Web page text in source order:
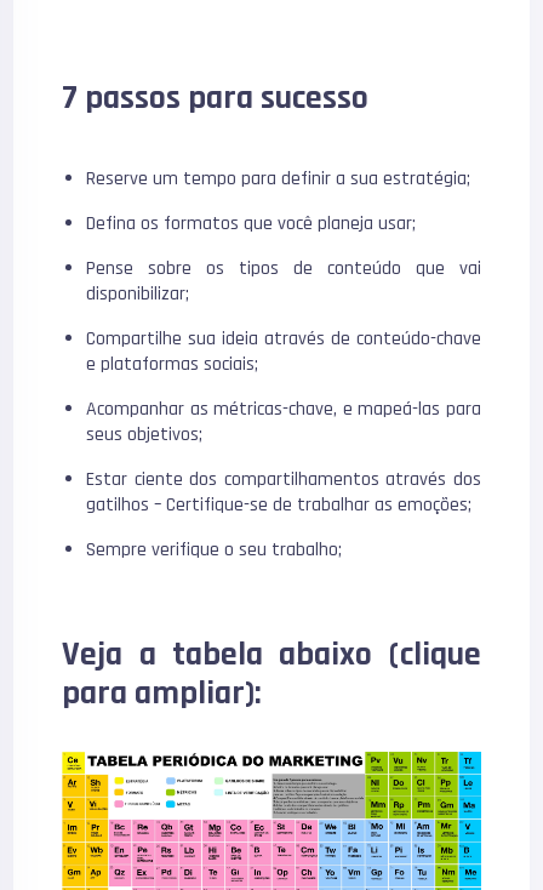
7 passos para sucesso
Reserve um tempo para definir a sua estratégia;
Defina os formatos que você planeja usar;
Pense sobre os tipos de conteúdo que vai
disponibilizar;
Compartilhe sua ideia através de conteúdo-chave
e plataformas sociais;
Acompanhar as métricas-chave, e mapeá-las para
seus objetivos;
Estar ciente dos compartilhamentos através dos
gatilhos – Certifique-se de trabalhar as emoções;
Sempre verifique o seu trabalho;
Veja a tabela abaixo (clique
para ampliar):